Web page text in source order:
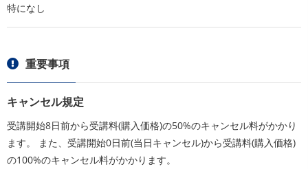
特になし
重要事項
キャンセル規定
受講開始8日前から受講料(購入価格)の50%のキャンセル料がかかり
ます。 また、受講開始0日前(当日キャンセル)から受講料(購入価格)
の100%のキャンセル料がかかります。